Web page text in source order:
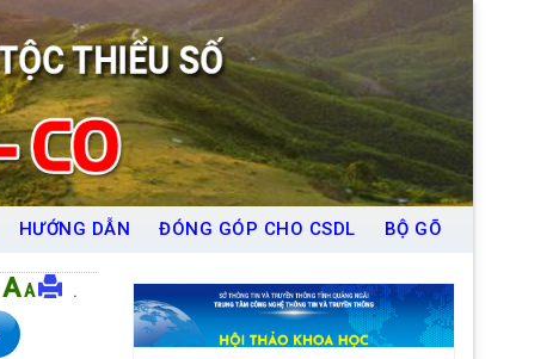
HƯỚNG DẪN ĐÓNG GÓP CHO CSDL BỘ GÕ
AA .